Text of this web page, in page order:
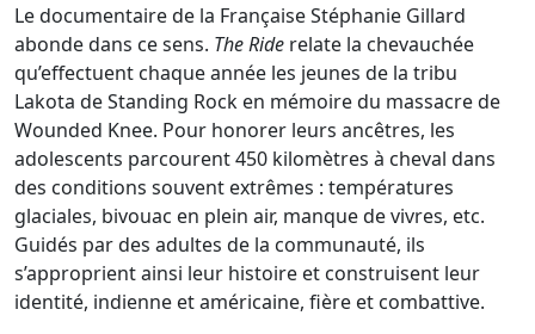
Le documentaire de la Française Stéphanie Gillard
abonde dans ce sens. The Ride relate la chevauchée
qu’effectuent chaque année les jeunes de la tribu
Lakota de Standing Rock en mémoire du massacre de
Wounded Knee. Pour honorer leurs ancêtres, les
adolescents parcourent 450 kilomètres à cheval dans
des conditions souvent extrêmes : températures
glaciales, bivouac en plein air, manque de vivres, etc.
Guidés par des adultes de la communauté, ils
s’approprient ainsi leur histoire et construisent leur
identité, indienne et américaine, fière et combattive.